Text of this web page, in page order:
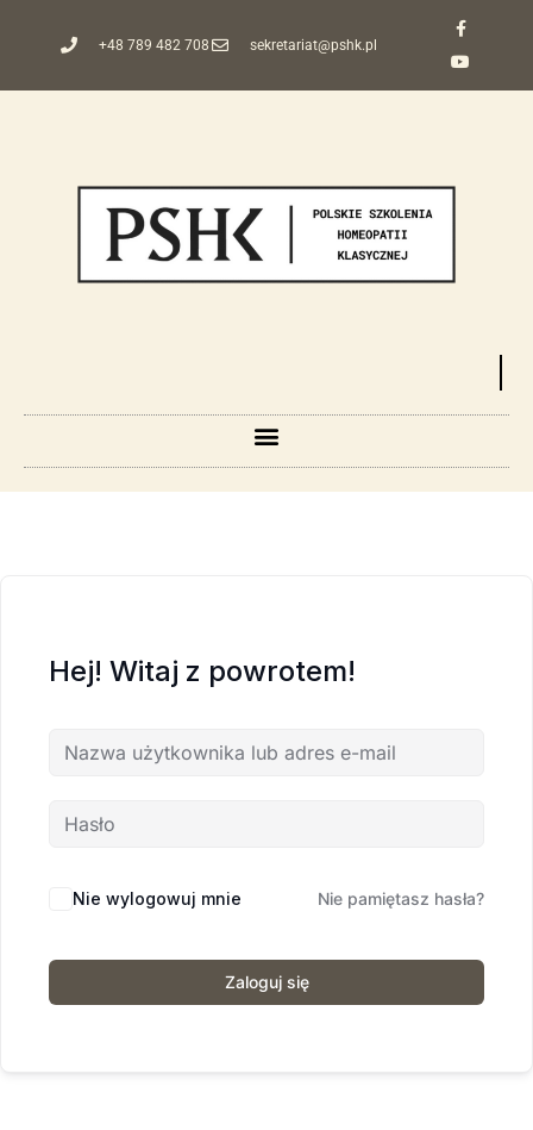
+48 789 482 708 sekretariat@pshk.pl
Hej! Witaj z powrotem!
Nie wylogowuj mnie Nie pamiętasz hasła?
Zaloguj się